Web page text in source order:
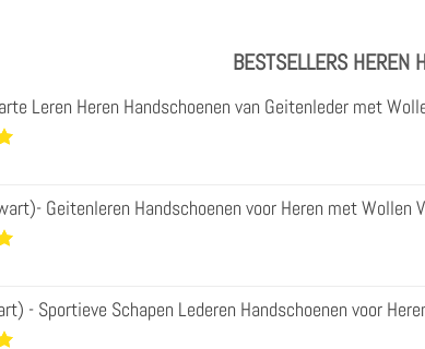
BESTSELLERS HEREN
Leren Heren Handschoenen van Geitenleder met
Geitenleren Handschoenen voor Heren met Wollen
- Sportieve Schapen Lederen Handschoenen voor